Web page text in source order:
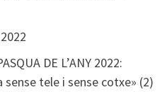
DE L’ANY 2022:
sense tele i sense cotxe» (2)